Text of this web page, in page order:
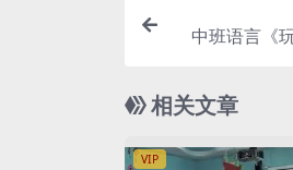
中班语言《
相关文章
VIP